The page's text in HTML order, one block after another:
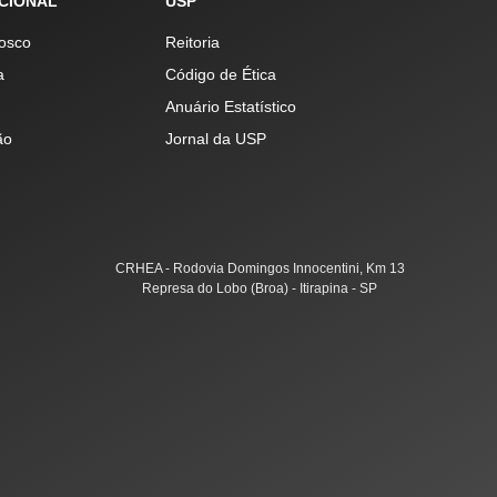
Reitoria
Código de Ética
Anuário Estatístico
Jornal da USP
CRHEA - Rodovia Domingos Innocentini, Km 13
Represa do Lobo (Broa) - Itirapina - SP